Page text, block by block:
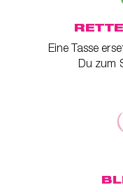
Eine Tasse
Du zum